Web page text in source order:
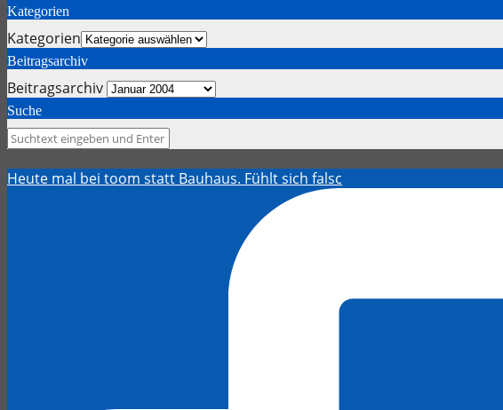
Kategorien
Kategorien
Beitragsarchiv
Beitragsarchiv
Suche
Heute mal bei toom statt Bauhaus. Fühlt sich falsc